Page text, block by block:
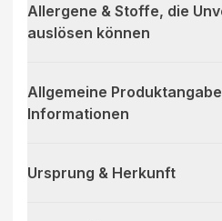
Allergene & Stoffe, die
auslösen können
Allgemeine
Informationen
Ursprung & Herkunft